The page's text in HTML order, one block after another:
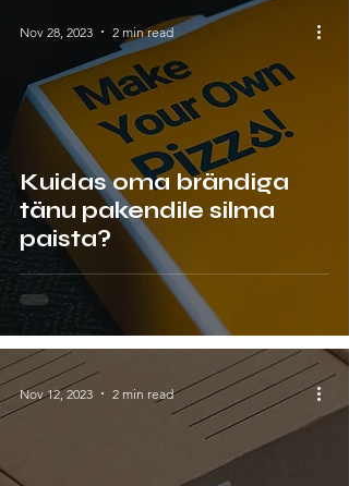
Kuidas oma brändiga
tänu pakendile silma
paista?
Nov 28, 2023 2 min read
Nov 12, 2023 2 min read